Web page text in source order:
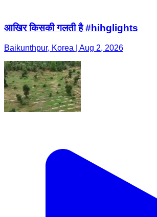
आखिर किसकी गलती है #hihglights
Baikunthpur, Korea | Aug 2, 2026